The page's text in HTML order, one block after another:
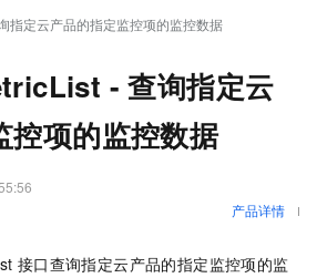
指定云产品的指定监控项的监控数据
- 查询指定云
控项的监控数据
产品详情
接口查询指定云产品的指定监控项的监